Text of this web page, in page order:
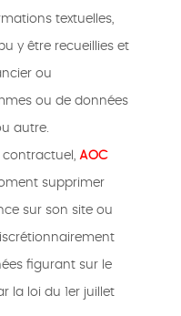
textuelles,
y être recueillies et
ou
ou de données
autre.
contractuel, AOC
supprimer
sur son site ou
figurant sur le
la loi du 1er juillet